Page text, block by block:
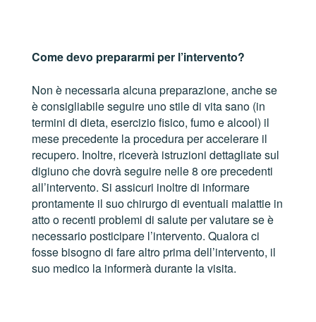
Come devo prepararmi per l’intervento?
Non è necessaria alcuna preparazione, anche se
è consigliabile seguire uno stile di vita sano (in
termini di dieta, esercizio fisico, fumo e alcool) il
mese precedente la procedura per accelerare il
recupero. Inoltre, riceverà istruzioni dettagliate sul
digiuno che dovrà seguire nelle 8 ore precedenti
all’intervento. Si assicuri inoltre di informare
prontamente il suo chirurgo di eventuali malattie in
atto o recenti problemi di salute per valutare se è
necessario posticipare l’intervento. Qualora ci
fosse bisogno di fare altro prima dell’intervento, il
suo medico la informerà durante la visita.